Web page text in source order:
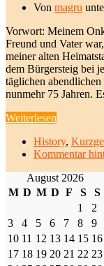
Von magru
Vorwort: Meinem
Freund und Vater
meiner alten
dem Bürgersteig bei
täglichen
nunmehr 75 Jahren.
Weiterlesen
History,
Kommentar
August 2026
M D M D F S
S
1
2
3
4 5 6 7 8
9
10 11 12 13 14 15 16
17 18 19 20 21 22 23